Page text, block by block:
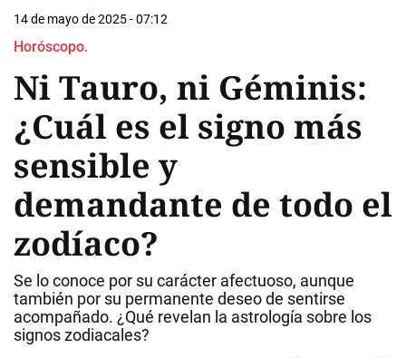
14 de mayo de 2025 - 07:12
Horóscopo.
Ni Tauro, ni Géminis:
¿Cuál es el signo más
sensible y
demandante de todo el
zodíaco?
Se lo conoce por su carácter afectuoso, aunque
también por su permanente deseo de sentirse
acompañado. ¿Qué revelan la astrología sobre los
signos zodiacales?